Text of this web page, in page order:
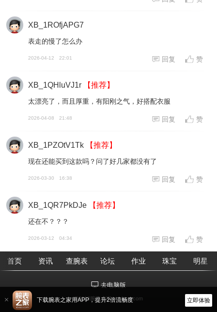
下载腕表之家用APP，提升2倍流畅度 立即体验
XB_1ROfjAPG7
表走的慢了怎么办
2026-04-12 22:01 回复 赞
XB_1QHluVJ1r 【推荐】
太漂亮了，而且厚重，有阳刚之气，好搭配衣服
2026-04-08 21:48 回复 赞
XB_1PZOtV1Tk 【推荐】
现在还能买到这款吗？问了好几家都没有了
2026-03-30 16:38 回复 赞
XB_1QR7PkDJe 【推荐】
还在不？？？
2026-03-12 04:34 回复 赞
首页 资讯 查腕表 论坛 作业 珠宝 明星
去电脑版
©2018腕表之家 m.xbiao.com